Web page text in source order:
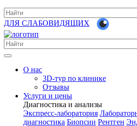
ДЛЯ СЛАБОВИДЯЩИХ
О нас
3D-тур по клинике
Отзывы
Услуги и цены
Диагностика и анализы
Экспресс-лаборатория
диагностика Биопсии Рентген